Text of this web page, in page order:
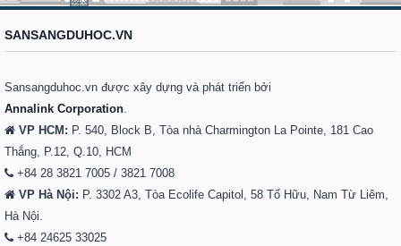
SANSANGDUHOC.VN
Sansangduhoc.vn được xây dựng và phát triển bởi
Annalink Corporation.
VP HCM: P. 540, Block B, Tòa nhà Charmington La Pointe, 181 Cao
Thắng, P.12, Q.10, HCM
+84 28 3821 7005 / 3821 7008
VP Hà Nội: P. 3302 A3, Tòa Ecolife Capitol, 58 Tố Hữu, Nam Từ Liêm,
Hà Nội.
+84 24625 33025